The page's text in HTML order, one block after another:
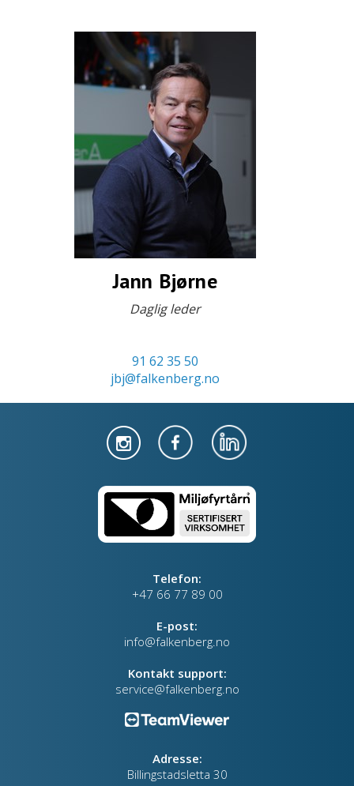
Jann Bjørne
Daglig leder
91 62 35 50
jbj@falkenberg.no
Telefon:
+47 66 77 89 00
E-post:
info@falkenberg.no
Kontakt support:
service@falkenberg.no
Adresse:
Billingstadsletta 30